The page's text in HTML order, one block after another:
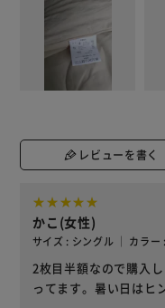
レビューを書く
かこ(女性)
サイズ : シングル ｜ カラー
2枚目半額なので購入
ってます。暑い日はヒ